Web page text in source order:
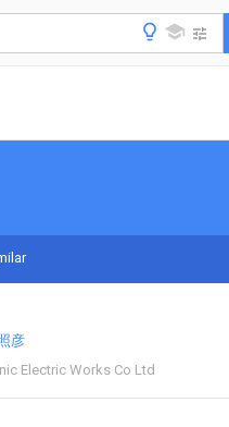
彦
Electric Works Co Ltd